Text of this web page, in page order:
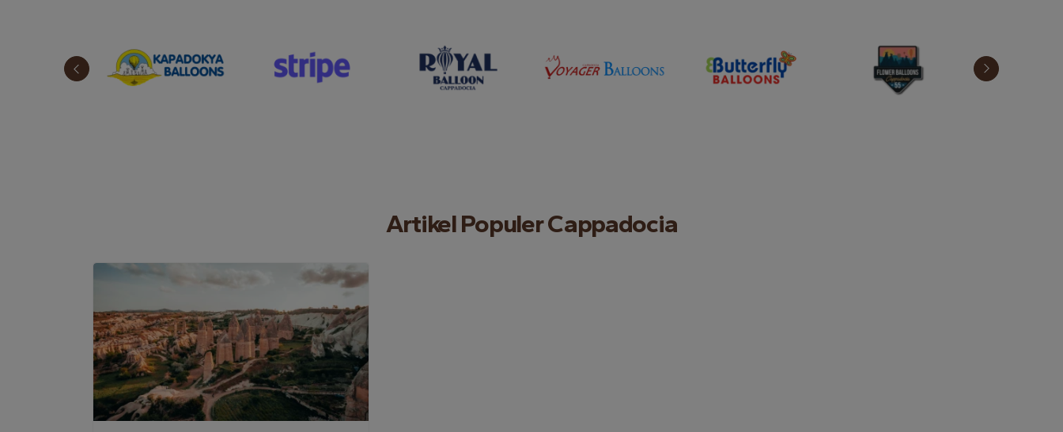
Artikel Populer Cappadocia